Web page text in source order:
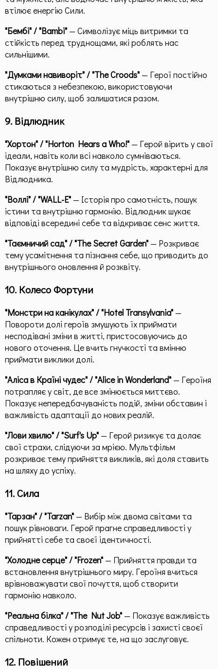
втілює енергію Сили.
"Бембі" / "Bambi" — Символізує міць витримки та
стійкість перед труднощами, які роблять нас
сильнішими.
"Думками навиворіт" / "The Croods" — Герої постійно
стикаються з небезпекою, використовуючи
внутрішню силу, щоб залишатися разом.
9. Відлюдник
"Хортон" / "Horton Hears a Who!" — Герой вірить у свої
ідеали, навіть коли всі навколо сумніваються.
Показує внутрішню силу та мудрість, характерні для
Відлюдника.
"Воллі" / "WALL-E" — Історія про самотність, пошук
істини та внутрішню гармонію. Відлюдник шукає
відповіді всередині себе та відкриває сенс життя.
"Таємничий сад" / "The Secret Garden" — Розкриває
тему усамітнення та пізнання себе, що приводить до
внутрішнього оновлення й розквіту.
10. Колесо Фортуни
"Монстри на канікулах" / "Hotel Transylvania" —
Повороти долі героїв змушують їх приймати
несподівані зміни в житті, пристосовуючись до
нового оточення. Це вчить гнучкості та вмінню
приймати виклики долі.
"Аліса в Країні чудес" / "Alice in Wonderland" — Героїня
потрапляє у світ, де все змінюється миттєво.
Показує непередбачуваність подій, зміни обставин і
важливість адаптації до нових реалій.
"Лови хвилю" / "Surf's Up" — Герой ризикує та долає
свої страхи, слідуючи за мрією. Мультфільм
розкриває тему прийняття викликів, які доля ставить
на шляху до успіху.
11. Сила
"Тарзан" / "Tarzan" — Вибір між двома світами та
пошук рівноваги. Герой прагне справедливості у
прийнятті себе та своєї ідентичності.
"Холодне серце" / "Frozen" — Прийняття правди та
встановлення внутрішнього миру. Героїня вчиться
врівноважувати свої почуття, щоб створити
гармонію навколо.
"Реальна білка" / "The Nut Job" — Показує важливість
справедливості у розподілі ресурсів і захисті своєї
спільноти. Кожен отримує те, на що заслуговує.
12. Повішений